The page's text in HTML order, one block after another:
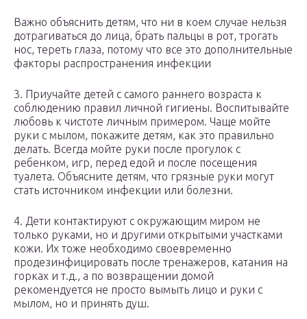
Важно объяснить детям, что ни в коем случае нельзя
дотрагиваться до лица, брать пальцы в рот, трогать
нос, тереть глаза, потому что все это дополнительные
факторы распространения инфекции
3. Приучайте детей с самого раннего возраста к
соблюдению правил личной гигиены. Воспитывайте
любовь к чистоте личным примером. Чаще мойте
руки с мылом, покажите детям, как это правильно
делать. Всегда мойте руки после прогулок с
ребенком, игр, перед едой и после посещения
туалета. Объясните детям, что грязные руки могут
стать источником инфекции или болезни.
4. Дети контактируют с окружающим миром не
только руками, но и другими открытыми участками
кожи. Их тоже необходимо своевременно
продезинфицировать после тренажеров, катания на
горках и т.д., а по возвращении домой
рекомендуется не просто вымыть лицо и руки с
мылом, но и принять душ.